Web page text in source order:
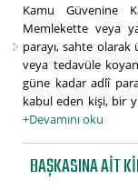
Kamu Güvenine
Memlekette veya
parayı, sahte
veya tedavüle
güne kadar adlî para
kabul eden kişi, bir
+Devamını oku
BAŞKASINA AIT